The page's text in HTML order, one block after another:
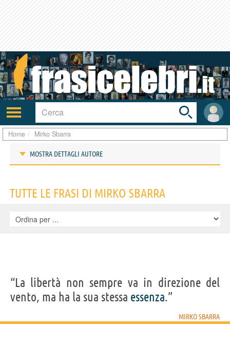
Attiva/disattiva
navigazione
User
area
Toggle
search
bar
Home Mirko Sbarra
MOSTRA DETTAGLI AUTORE
IDENTIKIT E DATI ANAGRAFICI
Nome
Cognome Sbarra
Nazionalità italiana
TUTTE LE FRASI DI MIRKO SBARRA
“La libertà non sempre va in direzione del
vento, ma ha la sua stessa essenza.”
MIRKO SBARRA